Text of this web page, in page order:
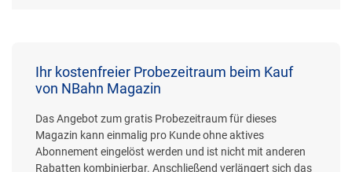
Ihr kostenfreier Probezeitraum beim Kauf
von NBahn Magazin
Das Angebot zum gratis Probezeitraum für dieses
Magazin kann einmalig pro Kunde ohne aktives
Abonnement eingelöst werden und ist nicht mit anderen
Rabatten kombinierbar. Anschließend verlängert sich das